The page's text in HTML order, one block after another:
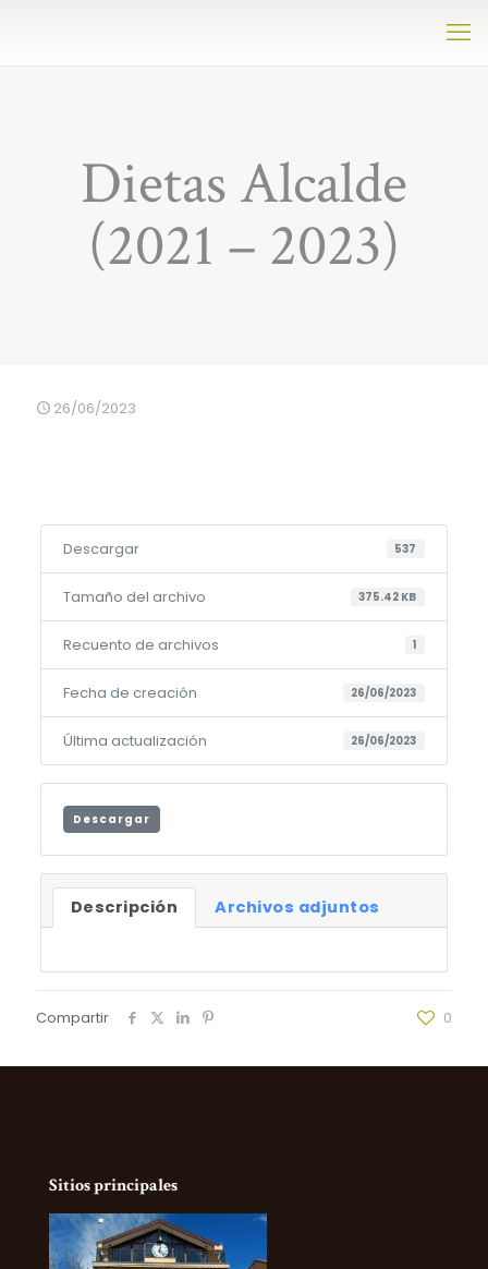
Dietas Alcalde
(2021 – 2023)
26/06/2023
Descargar 537
Tamaño del archivo 375.42 KB
Recuento de archivos 1
Fecha de creación 26/06/2023
Última actualización 26/06/2023
Descargar
Descripción Archivos adjuntos
Compartir 0
Sitios principales